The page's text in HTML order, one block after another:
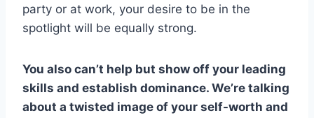
party or at work, your desire to be in the
spotlight will be equally strong.
You also can’t help but show off your leading
skills and establish dominance. We’re talking
about a twisted image of your self-worth and